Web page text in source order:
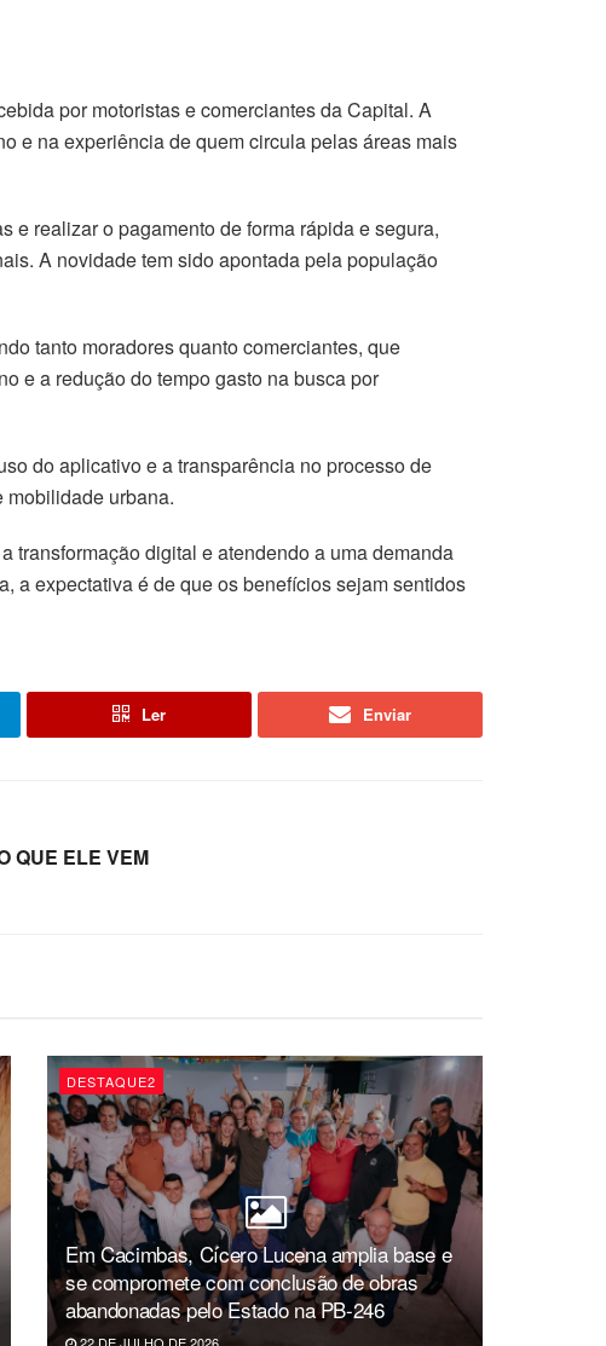
por motoristas e comerciantes da Capital. A
e na experiência de quem circula pelas áreas mais
e realizar o pagamento de forma rápida e segura,
A novidade tem sido apontada pela população
tanto moradores quanto comerciantes, que
e a redução do tempo gasto na busca por
do aplicativo e a transparência no processo de
mobilidade urbana.
transformação digital e atendendo a uma demanda
a expectativa é de que os benefícios sejam sentidos
Ler Enviar
QUE ELE VEM
DESTAQUE2
Em Cacimbas, Cícero Lucena amplia base e
se compromete com conclusão de obras
abandonadas pelo Estado na PB-246
22 DE JULHO DE 2026